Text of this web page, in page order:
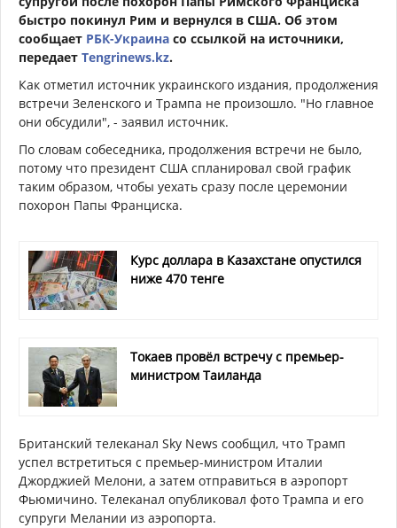
быстро покинул Рим и вернулся в США. Об этом
сообщает РБК-Украина со ссылкой на источники,
передает Tengrinews.kz.
Как отметил источник украинского издания, продолжения
встречи Зеленского и Трампа не произошло. "Но главное
они обсудили", - заявил источник.
По словам собеседника, продолжения встречи не было,
потому что президент США спланировал свой график
таким образом, чтобы уехать сразу после церемонии
похорон Папы Франциска.
Курс доллара в Казахстане опустился
ниже 470 тенге
Токаев провёл встречу с премьер-
министром Таиланда
Британский телеканал Sky News сообщил, что Трамп
успел встретиться с премьер-министром Италии
Джорджией Мелони, а затем отправиться в аэропорт
Фьюмичино. Телеканал опубликовал фото Трампа и его
супруги Мелании из аэропорта.